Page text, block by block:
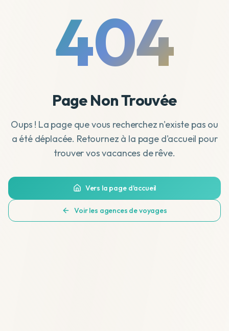
404
Page Non Trouvée
Oups ! La page que vous recherchez n'existe pas ou
a été déplacée. Retournez à la page d'accueil pour
trouver vos vacances de rêve.
Vers la page d'accueil
Voir les agences de voyages